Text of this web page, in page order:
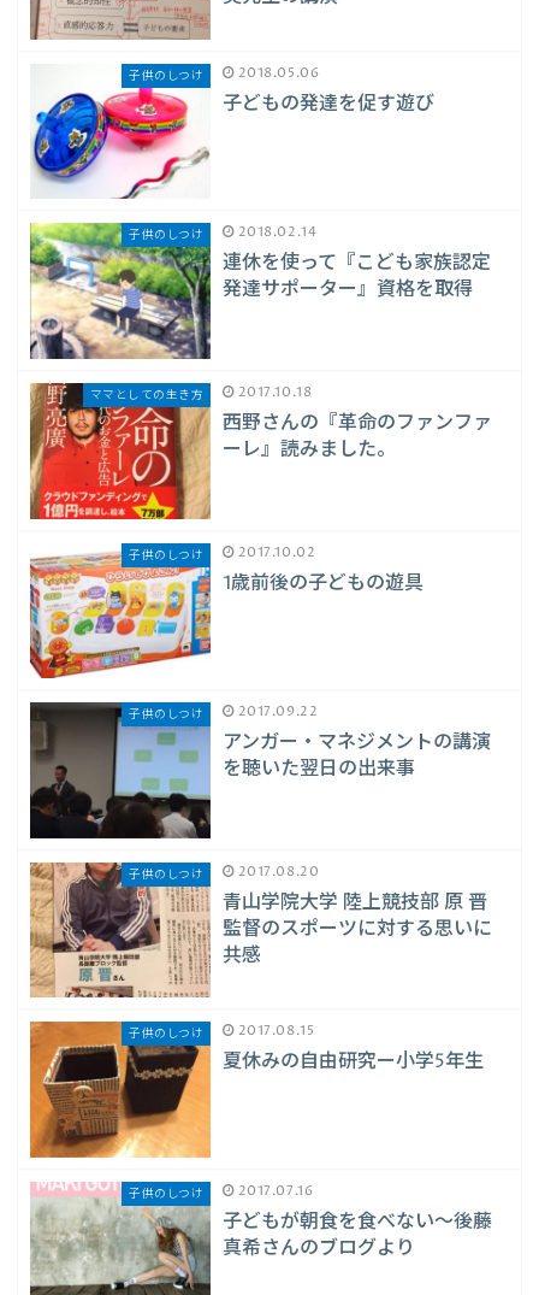
子供のしつけ 2018.05.06
子どもの発達を促す遊び
子供のしつけ 2018.02.14
連休を使って『こども家族認定
発達サポーター』資格を取得
ママとしての生き方 2017.10.18
西野さんの『革命のファンファ
ーレ』読みました。
子供のしつけ 2017.10.02
1歳前後の子どもの遊具
子供のしつけ 2017.09.22
アンガー・マネジメントの講演
を聴いた翌日の出来事
子供のしつけ 2017.08.20
青山学院大学 陸上競技部 原 晋
監督のスポーツに対する思いに
共感
子供のしつけ 2017.08.15
夏休みの自由研究ー小学5年生
子供のしつけ 2017.07.16
子どもが朝食を食べない〜後藤
真希さんのブログより